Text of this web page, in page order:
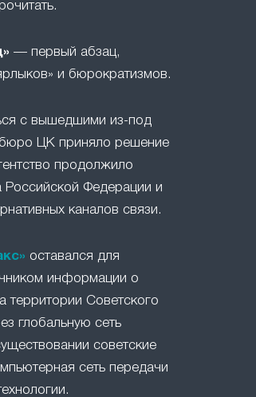
— первый абзац,
и бюрократизмов.
с вышедшими из-под
ЦК приняло решение
продолжило
Российской Федерации и
каналов связи.
оставался для
информации о
территории Советского
глобальную сеть
советские
сеть передачи